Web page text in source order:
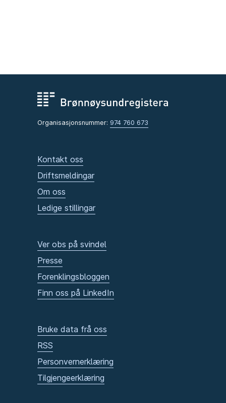
Organisasjonsnummer: 974 760 673
Kontakt oss
Driftsmeldingar
Om oss
Ledige stillingar
Ver obs på svindel
Presse
Forenklingsbloggen
Finn oss på LinkedIn
Bruke data frå oss
RSS
Personvernerklæring
Tilgjengeerklæring